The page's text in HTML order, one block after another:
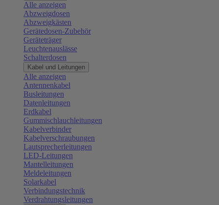
Alle anzeigen
Abzweigdosen
Abzweigkästen
Gerätedosen-Zubehör
Geräteträger
Leuchtenauslässe
Schalterdosen
Kabel und Leitungen
Alle anzeigen
Antennenkabel
Busleitungen
Datenleitungen
Erdkabel
Gummischlauchleitungen
Kabelverbinder
Kabelverschraubungen
Lautsprecherleitungen
LED-Leitungen
Mantelleitungen
Meldeleitungen
Solarkabel
Verbindungstechnik
Verdrahtungsleitungen